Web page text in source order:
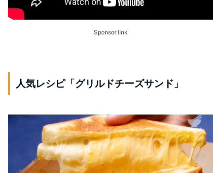
Sponsor link
人気レシピ「グリルドチーズサンド」